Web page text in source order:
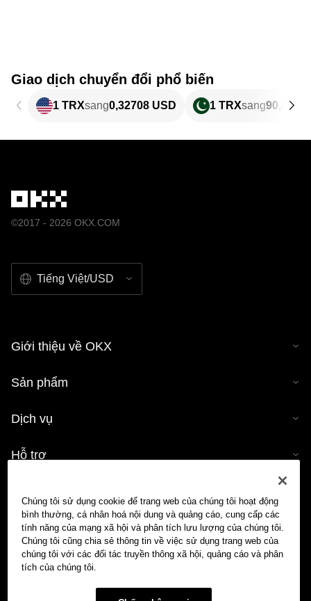
Giao dịch chuyển đổi phổ biến
1 TRXsang0,32708 USD 1 TRXsang90,85
©2017 - 2026 OKX.COM
Tiếng Việt/USD
Giới thiệu về OKX
Sản phẩm
Dịch vụ
Hỗ trợ
Công cụ tính tiền mã hóa
Giao dịch
Chúng tôi sử dụng cookie để trang web của chúng tôi hoạt động
bình thường, cá nhân hoá nội dung và quảng cáo, cung cấp các
tính năng của mạng xã hội và phân tích lưu lượng của chúng tôi.
Chúng tôi cũng chia sẻ thông tin về việc sử dụng trang web của
chúng tôi với các đối tác truyền thông xã hội, quảng cáo và phân
tích của chúng tôi.